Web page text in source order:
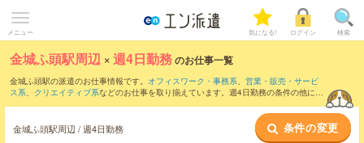
メニュー 気になる! ログイン 検索
金城ふ頭駅周辺 ×週4日勤務のお仕事一覧
金城ふ頭駅の派遣のお仕事情報です。 オフィスワーク・事務系、 営業・販売・サービ
ス系、 クリエイティブ系などのお仕事を取り揃えています。週4日勤務の条件の他に、
金城ふ頭駅周辺 / 週4日勤務 条件の変更